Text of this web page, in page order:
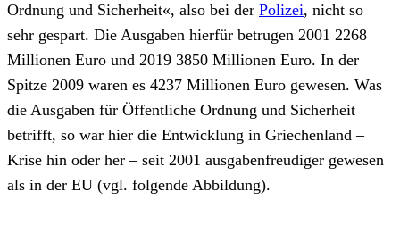
Ordnung und Sicherheit«, also bei der Polizei, nicht so
sehr gespart. Die Ausgaben hierfür betrugen 2001 2268
Millionen Euro und 2019 3850 Millionen Euro. In der
Spitze 2009 waren es 4237 Millionen Euro gewesen. Was
die Ausgaben für Öffentliche Ordnung und Sicherheit
betrifft, so war hier die Entwicklung in Griechenland –
Krise hin oder her – seit 2001 ausgabenfreudiger gewesen
als in der EU (vgl. folgende Abbildung).